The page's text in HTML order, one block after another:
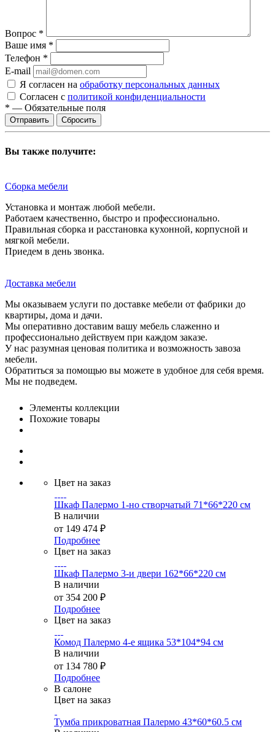
Вопрос *
Ваше имя *
Телефон *
E-mail
Я согласен на обработку персональных данных
Согласен с политикой конфиденциальности
* — Обязательные поля
Сбросить
Вы также получите:
Сборка мебели
Установка и монтаж любой мебели.
Работаем качественно, быстро и профессионально.
Правильная сборка и расстановка кухонной, корпусной и
мягкой мебели.
Приедем в день звонка.
Доставка мебели
Мы оказываем услуги по доставке мебели от фабрики до
квартиры, дома и дачи.
Мы оперативно доставим вашу мебель слаженно и
профессионально действуем при каждом заказе.
У нас разумная ценовая политика и возможность завоза
мебели.
Обратиться за помощью вы можете в удобное для себя время.
Мы не подведем.
Элементы коллекции
Похожие товары
Цвет на заказ
Шкаф Палермо 1-но створчатый 71*66*220 см
В наличии
от 149 474 ₽
Подробнее
Цвет на заказ
Шкаф Палермо 3-и двери 162*66*220 см
В наличии
от 354 200 ₽
Подробнее
Цвет на заказ
Комод Палермо 4-е ящика 53*104*94 см
В наличии
от 134 780 ₽
Подробнее
В салоне
Цвет на заказ
Тумба прикроватная Палермо 43*60*60.5 см